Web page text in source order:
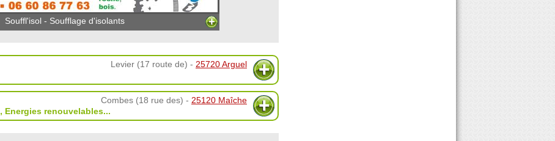
Souffl'isol - Soufflage d'isolants
Levier (17 route de) - 25720 Arguel
Combes (18 rue des) - 25120 Maîche
, Energies renouvelables...